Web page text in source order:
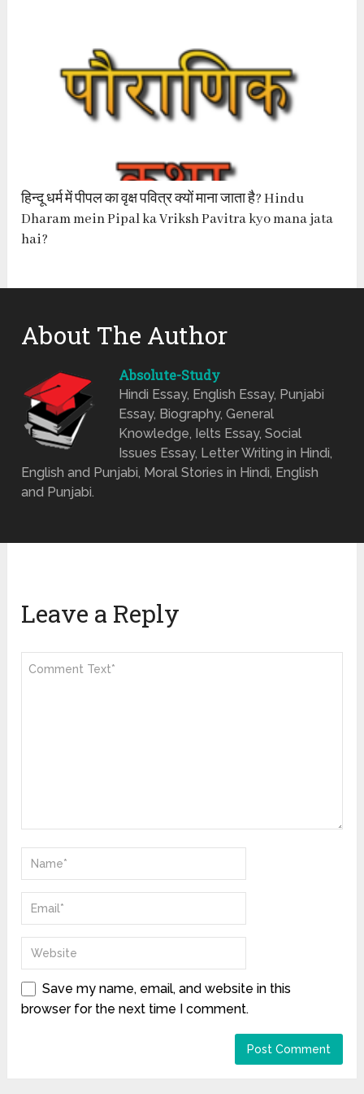
हिन्दू धर्म में पीपल का वृक्ष पवित्र क्यों माना जाता है? Hindu
Dharam mein Pipal ka Vriksh Pavitra kyo mana jata
hai?
About The Author
Absolute-Study
Hindi Essay, English Essay, Punjabi
Essay, Biography, General
Knowledge, Ielts Essay, Social
Issues Essay, Letter Writing in Hindi,
English and Punjabi, Moral Stories in Hindi, English
and Punjabi.
Leave a Reply
Save my name, email, and website in this
browser for the next time I comment.